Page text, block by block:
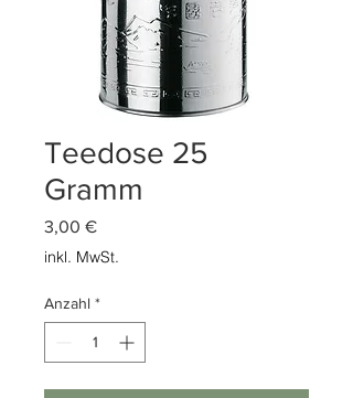
Teedose 25
Gramm
3,00 €Preis
inkl. MwSt.
Anzahl *